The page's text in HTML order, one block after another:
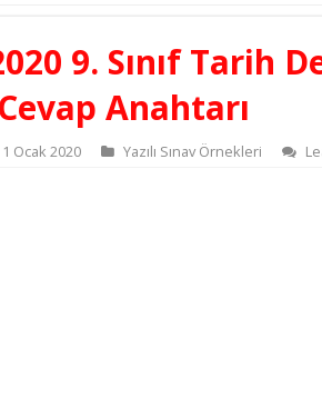
9. Sınıf Tarih
Anahtarı
1 Ocak 2020 Yazılı Sınav Örnekleri